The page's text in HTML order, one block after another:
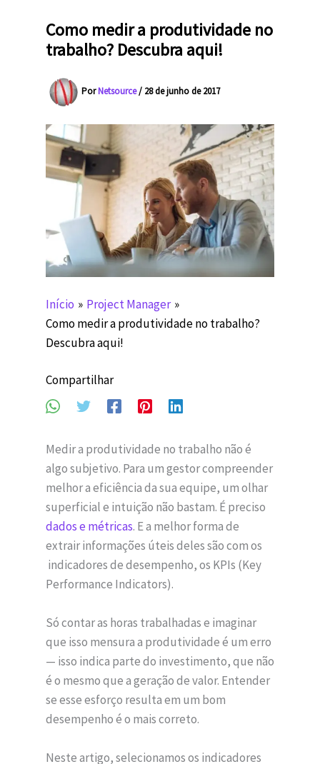
Como medir a produtividade no
trabalho? Descubra aqui!
PorNetsource/ 28 de junho de 2017
Início
Project Manager
Como medir a produtividade no trabalho?
Descubra aqui!
Compartilhar
Medir a produtividade no trabalho não é
algo subjetivo. Para um gestor compreender
melhor a eficiência da sua equipe, um olhar
superficial e intuição não bastam. É preciso
dados e métricas. E a melhor forma de
extrair informações úteis deles são com os
indicadores de desempenho, os KPIs (Key
Performance Indicators).
Só contar as horas trabalhadas e imaginar
que isso mensura a produtividade é um erro
— isso indica parte do investimento, que não
é o mesmo que a geração de valor. Entender
se esse esforço resulta em um bom
desempenho é o mais correto.
Neste artigo, selecionamos os indicadores